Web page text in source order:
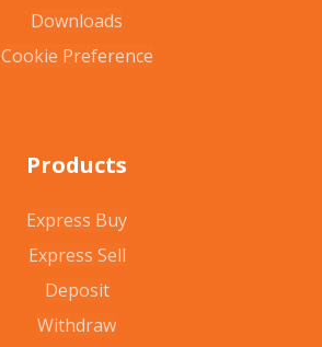
Downloads
Cookie Preference
Products
Express Buy
Express Sell
Deposit
Withdraw